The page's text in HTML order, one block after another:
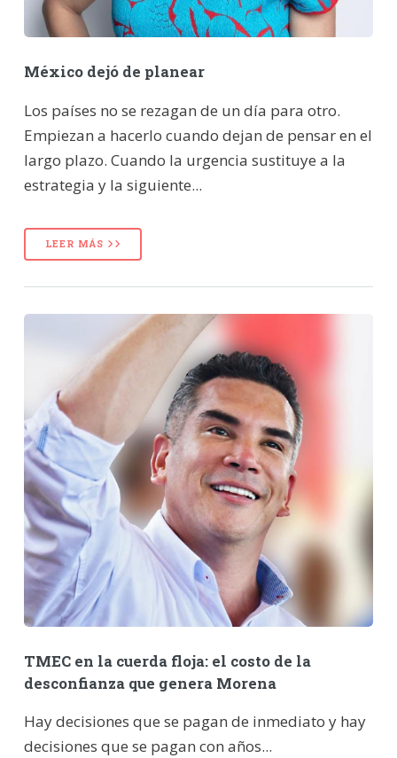
México dejó de planear
Los países no se rezagan de un día para otro.
Empiezan a hacerlo cuando dejan de pensar en el
largo plazo. Cuando la urgencia sustituye a la
estrategia y la siguiente...
LEER MÁS
TMEC en la cuerda floja: el costo de la
desconfianza que genera Morena
Hay decisiones que se pagan de inmediato y hay
decisiones que se pagan con años...